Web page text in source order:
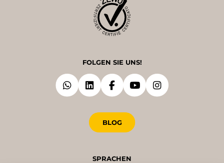
FOLGEN SIE UNS!
BLOG
SPRACHEN